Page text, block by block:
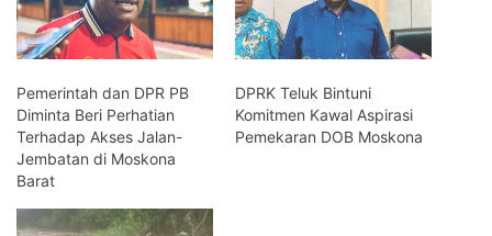
Pemerintah dan DPR PB
Diminta Beri Perhatian
Terhadap Akses Jalan-
Jembatan di Moskona
Barat
DPRK Teluk Bintuni
Komitmen Kawal Aspirasi
Pemekaran DOB Moskona